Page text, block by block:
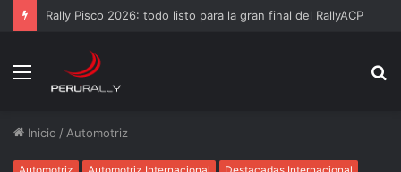
Rally Pisco 2026: todo listo para la gran final del RallyACP
Menú
Inicio / Automotriz